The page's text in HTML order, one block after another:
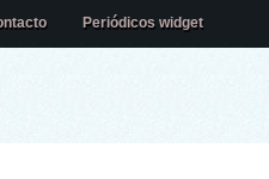
Periódicos widget